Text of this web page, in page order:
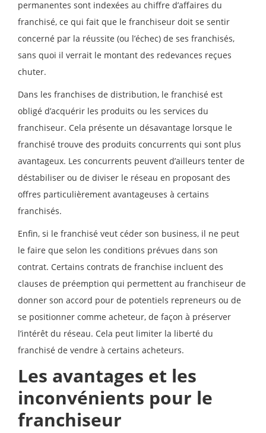
permanentes sont indexées au chiffre d’affaires du
franchisé, ce qui fait que le franchiseur doit se sentir
concerné par la réussite (ou l’échec) de ses franchisés,
sans quoi il verrait le montant des redevances reçues
chuter.
Dans les franchises de distribution, le franchisé est
obligé d’acquérir les produits ou les services du
franchiseur. Cela présente un désavantage lorsque le
franchisé trouve des produits concurrents qui sont plus
avantageux. Les concurrents peuvent d’ailleurs tenter de
déstabiliser ou de diviser le réseau en proposant des
offres particulièrement avantageuses à certains
franchisés.
Enfin, si le franchisé veut céder son business, il ne peut
le faire que selon les conditions prévues dans son
contrat. Certains contrats de franchise incluent des
clauses de préemption qui permettent au franchiseur de
donner son accord pour de potentiels repreneurs ou de
se positionner comme acheteur, de façon à préserver
l’intérêt du réseau. Cela peut limiter la liberté du
franchisé de vendre à certains acheteurs.
Les avantages et les
inconvénients pour le
franchiseur